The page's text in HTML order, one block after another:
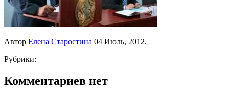
Автор Елена Старостина 04 Июль, 2012.
Рубрики:
Комментариев нет